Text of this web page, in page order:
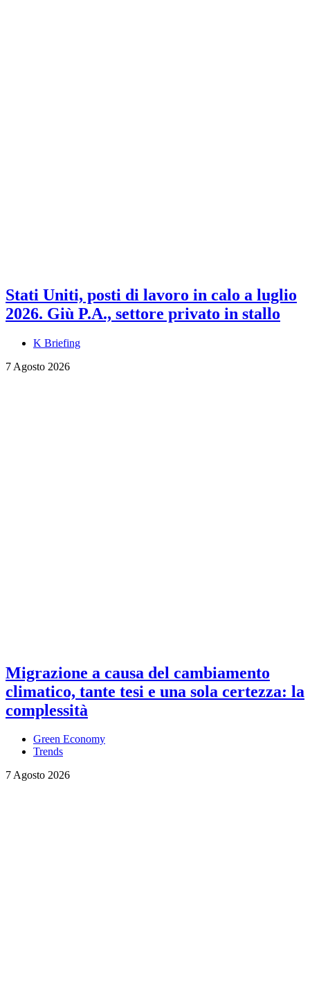
Stati Uniti, posti di lavoro in calo a luglio
2026. Giù P.A., settore privato in stallo
K Briefing
7 Agosto 2026
Migrazione a causa del cambiamento
climatico, tante tesi e una sola certezza: la
complessità
Green Economy
Trends
7 Agosto 2026